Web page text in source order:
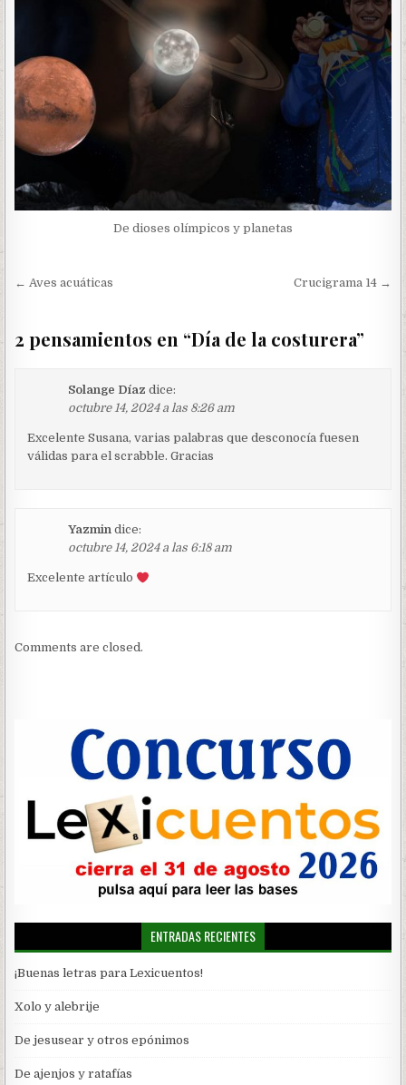
De dioses olímpicos y planetas
Navegación
entradas
← Aves acuáticas Crucigrama 14 →
2 pensamientos en “Día de la costurera”
Solange Díaz dice:
octubre 14, 2024 a las 8:26 am
Excelente Susana, varias palabras que desconocía fuesen
válidas para el scrabble. Gracias
Yazmin dice:
octubre 14, 2024 a las 6:18 am
Excelente artículo
Comments are closed.
ENTRADAS RECIENTES
¡Buenas letras para Lexicuentos!
Xolo y alebrije
De jesusear y otros epónimos
De ajenjos y ratafías